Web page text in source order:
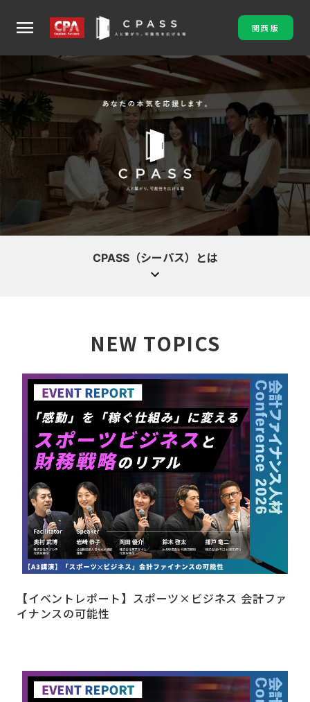
menu 関西版
CPASS（シーパス）とは
詳しく見る
NEW TOPICS
【イベントレポート】スポーツ×ビジネス 会計ファ
イナンスの可能性